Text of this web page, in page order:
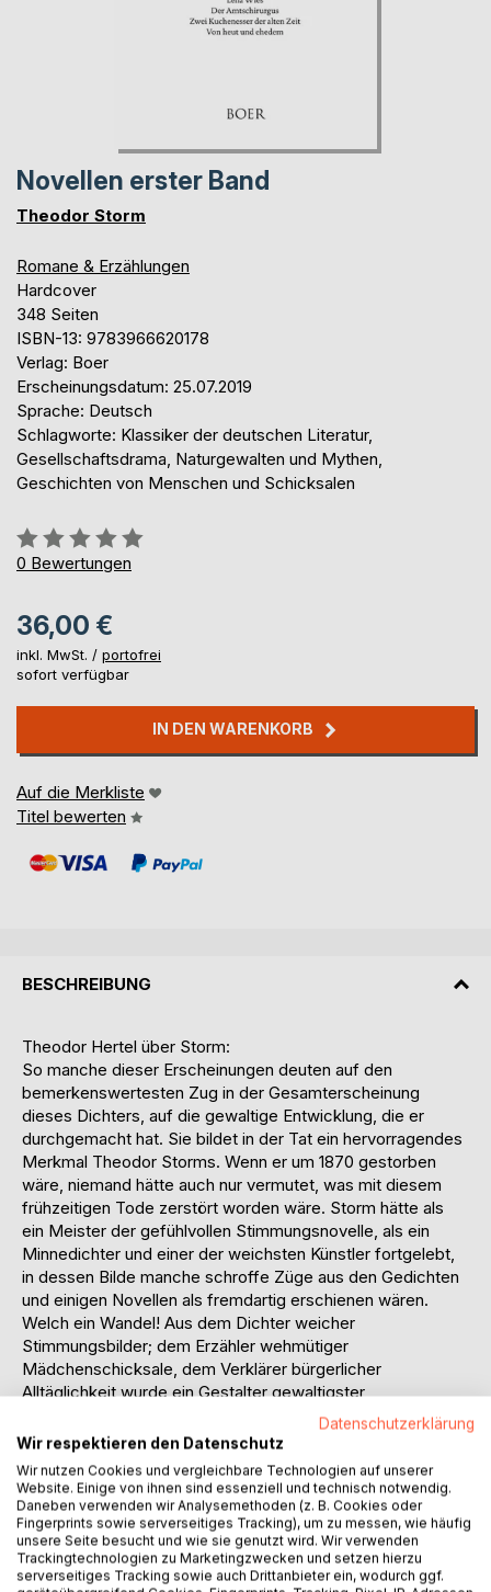
Novellen erster Band
Theodor Storm
Romane & Erzählungen
Hardcover
348 Seiten
ISBN-13: 9783966620178
Verlag: Boer
Erscheinungsdatum: 25.07.2019
Sprache: Deutsch
Schlagworte: Klassiker der deutschen Literatur,
Gesellschaftsdrama, Naturgewalten und Mythen,
Geschichten von Menschen und Schicksalen
Bewertung::
0%
0 Bewertungen
36,00 €
inkl. MwSt. / portofrei
sofort verfügbar
IN DEN WARENKORB
Auf die Merkliste
Titel bewerten
BESCHREIBUNG
Theodor Hertel über Storm:
So manche dieser Erscheinungen deuten auf den
bemerkenswertesten Zug in der Gesamterscheinung
dieses Dichters, auf die gewaltige Entwicklung, die er
durchgemacht hat. Sie bildet in der Tat ein hervorragendes
Merkmal Theodor Storms. Wenn er um 1870 gestorben
wäre, niemand hätte auch nur vermutet, was mit diesem
frühzeitigen Tode zerstört worden wäre. Storm hätte als
ein Meister der gefühlvollen Stimmungsnovelle, als ein
Minnedichter und einer der weichsten Künstler fortgelebt,
in dessen Bilde manche schroffe Züge aus den Gedichten
und einigen Novellen als fremdartig erschienen wären.
Welch ein Wandel! Aus dem Dichter weicher
Stimmungsbilder; dem Erzähler wehmütiger
Mädchenschicksale, dem Verklärer bürgerlicher
Alltäglichkeit wurde ein Gestalter gewaltigster
Lebensgeschicke, aus dem Lieblinge der Frauen ein
Künstler, der auch harte Männer, die für Gefühlsseligkeit
keinen Sinn haben, mächtig zu packen weiß. ... dem
stimmungsvollen Erzähler und dem Schöpfer der
Alterswerke wird der Ruhm, einer der Großen in der
deutschen Dichtung zu sein, nicht abgesprochen werden
können.
Theodor Hertel über Storm:
Datenschutzerklärung
Wir respektieren den Datenschutz
Wir nutzen Cookies und vergleichbare Technologien auf unserer
Website. Einige von ihnen sind essenziell und technisch notwendig.
Daneben verwenden wir Analysemethoden (z. B. Cookies oder
Fingerprints sowie serverseitiges Tracking), um zu messen, wie häufig
unsere Seite besucht und wie sie genutzt wird. Wir verwenden
Trackingtechnologien zu Marketingzwecken und setzen hierzu
serverseitiges Tracking sowie auch Drittanbieter ein, wodurch ggf.